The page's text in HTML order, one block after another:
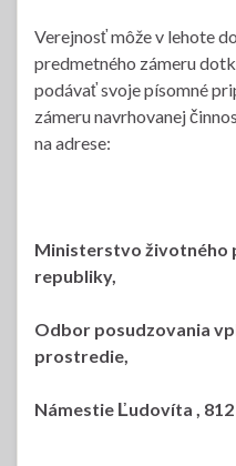
Verejnosť môže v lehote
predmetného zámeru
podávať svoje písomné
zámeru navrhovanej
na adrese:
Ministerstvo životného
republiky,
Odbor posudzovania
prostredie,
Námestie Ľudovíta ,